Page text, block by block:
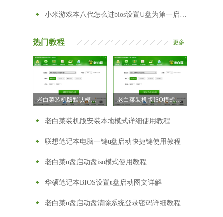
小米游戏本八代怎么进bios设置U盘为第一启动项
热门教程 更多
老白菜装机版默认模式制作u盘启动盘教程 老白菜装机版ISO模式u盘启动盘制作教程
老白菜装机版安装本地模式详细使用教程
联想笔记本电脑一键u盘启动快捷键使用教程
老白菜u盘启动盘iso模式使用教程
华硕笔记本BIOS设置u盘启动图文详解
老白菜u盘启动盘清除系统登录密码详细教程